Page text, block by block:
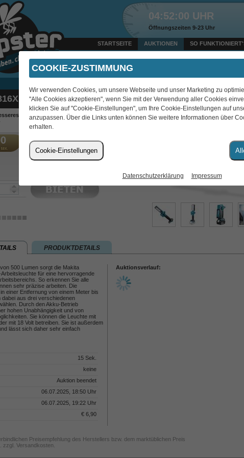
04:52:00 UHR
Öffnungszeiten 9-23 Uhr
STARTSEITE AUKTIONEN SO
Gestern um 22:47 Uhr verkauft: 50er Gebotspaket für € 1,28 an
LED-AKKU-ARBEITSLEUCHTE
Arbeiten.
€
PRODUKTDETAILS
500 Lumen sorgt die Makita
für eine hervorragende
So erkennen Sie alle
sehr präzise arbeiten. Die
einer Entfernung von einem Meter bis
dabei aus drei verschiedenen
Durch den Akku-Betrieb
hohen Unabhängigkeit und von
Sie können die Leuchte mit
mit 18 Volt betreiben. Sie ist außerdem
lässt sich daher sehr einfach
15 Sek.
keine
Auktion beendet
06.07.2025, 18:50 Uhr
06.07.2025, 19:22 Uhr
€ 6,90
Auktionsverlauf:
Preisempfehlung des Herstellers bzw. dem marktüblichen Preis
zzgl. Versandkosten.
COOKIE-ZUSTIMMUNG
Wir verwenden Cookies, um unsere Webseite und unser Marketing zu
"Alle Cookies akzeptieren", wenn Sie mit der Verwendung aller Cookies
klicken Sie auf "Cookie-Einstellungen", um Ihre Cookie-Einstellungen auf
anzupassen. Über die Links unten können Sie weitere Informationen über
erhalten.
Cookie-Einstellungen
Datenschutzerklärung Impressum